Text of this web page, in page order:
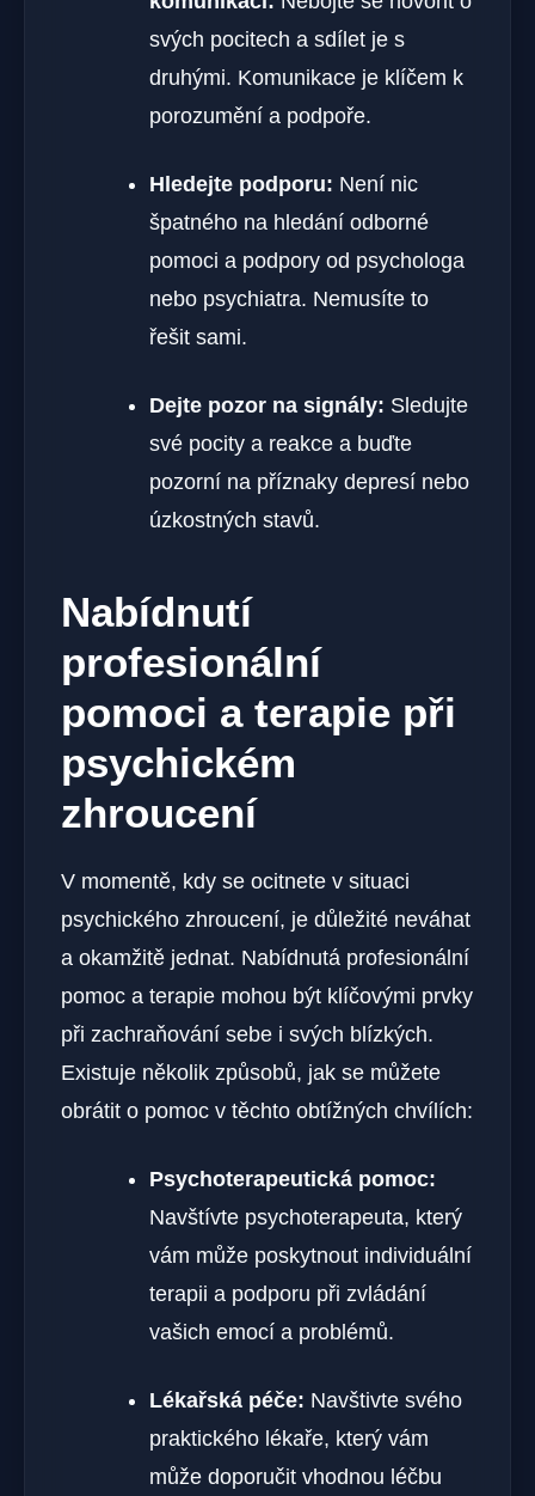
svých pocitech a sdílet je s⁤
druhými. ⁤Komunikace je ⁢klíčem ​k
porozumění a podpoře.
Hledejte podporu: Není nic⁤
špatného na hledání odborné
pomoci a podpory od psychologa
‌nebo psychiatra. Nemusíte to
řešit sami.
Dejte pozor na signály: Sledujte
své pocity a reakce a buďte‌
pozorní na příznaky depresí nebo
úzkostných stavů.
Nabídnutí
profesionální
pomoci a terapie při
psychickém
zhroucení
V ⁣momentě, kdy se ocitnete v⁣ situaci
psychického⁢ zhroucení, je ⁣důležité​ neváhat
a⁣ okamžitě jednat. Nabídnutá profesionální
pomoc a terapie mohou být klíčovými prvky
při zachraňování sebe i svých blízkých.
Existuje několik způsobů, jak se můžete
obrátit o pomoc v těchto obtížných chvílích:
Psychoterapeutická pomoc:
Navštívte psychoterapeuta, který
vám může poskytnout⁤ individuální
terapii ‌a podporu při zvládání
vašich ‍emocí a problémů.
Lékařská péče: Navštivte svého
praktického lékaře, který ⁣vám‌
může doporučit vhodnou léčbu